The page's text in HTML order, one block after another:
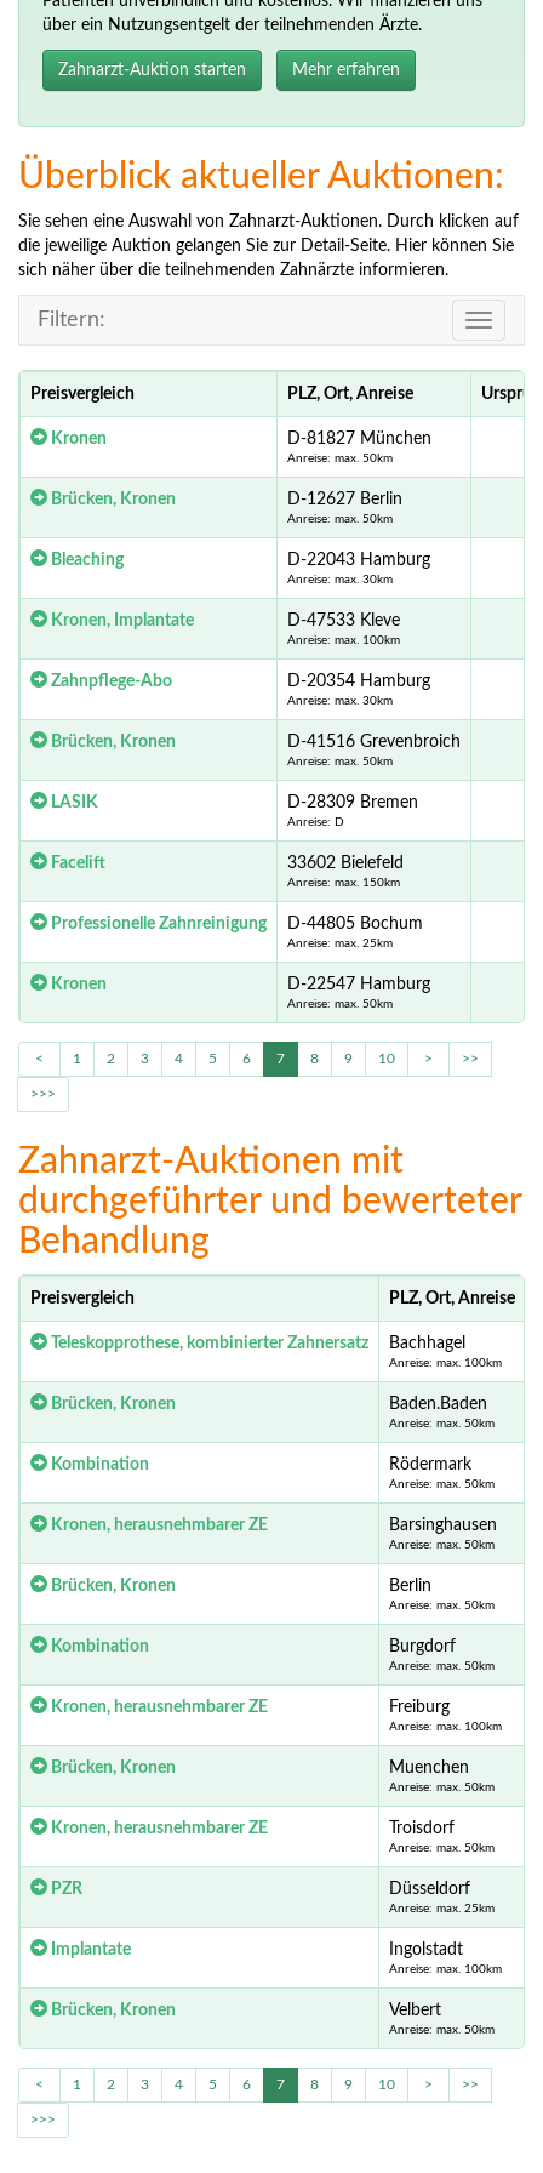
über ein Nutzungsentgelt der teilnehmenden Ärzte.
Zahnarzt-Auktion starten Mehr erfahren
Überblick aktueller Auktionen:
Sie sehen eine Auswahl von Zahnarzt-Auktionen. Durch klicken auf
die jeweilige Auktion gelangen Sie zur Detail-Seite. Hier können Sie
sich näher über die teilnehmenden Zahnärzte informieren.
Toggle
Filtern:
Preisvergleich PLZ, Ort, Anreise
Kronen D-81827 München
Anreise: max. 50km
Brücken, Kronen D-12627 Berlin
Anreise: max. 50km
Bleaching D-22043 Hamburg
Anreise: max. 30km
Kronen, Implantate D-47533 Kleve
Anreise: max. 100km
Zahnpflege-Abo D-20354 Hamburg
Anreise: max. 30km
Brücken, Kronen D-41516 Grevenbroich
Anreise: max. 50km
LASIK D-28309 Bremen
Anreise: D
Facelift 33602 Bielefeld
Anreise: max. 150km
Professionelle Zahnreinigung D-44805 Bochum
Anreise: max. 25km
Kronen D-22547 Hamburg
Anreise: max. 50km
< 1 2 3 4 5 6 7 8 9 10 > >>
>>>
Zahnarzt-Auktionen mit
durchgeführter und bewerteter
Behandlung
Preisvergleich PLZ, Ort, Anreise
Teleskopprothese, kombinierter Zahnersatz Bachhagel
Anreise: max. 100km
Brücken, Kronen Baden.Baden
Anreise: max. 50km
Kombination Rödermark
Anreise: max. 50km
Kronen, herausnehmbarer ZE Barsinghausen
Anreise: max. 50km
Brücken, Kronen Berlin
Anreise: max. 50km
Kombination Burgdorf
Anreise: max. 50km
Kronen, herausnehmbarer ZE Freiburg
Anreise: max. 100km
Brücken, Kronen Muenchen
Anreise: max. 50km
Kronen, herausnehmbarer ZE Troisdorf
Anreise: max. 50km
PZR Düsseldorf
Anreise: max. 25km
Implantate Ingolstadt
Anreise: max. 100km
Brücken, Kronen Velbert
Anreise: max. 50km
< 1 2 3 4 5 6 7 8 9 10 > >>
>>>